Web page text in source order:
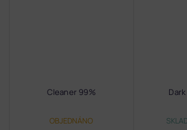
Cleaner 99%
OBJEDNÁNO